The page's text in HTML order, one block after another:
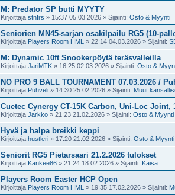
M: Predator SP butti MYYTY
Kirjoittaja stnfrs » 15:37 05.03.2026 » Sijainti: Osto & Myynti
Seniorien MN45-sarjan osakilpailu RG5 (10-
Kirjoittaja Players Room HML » 22:14 04.03.2026 » Sijainti:
M: Dynamic 10ft Snookerpöytä teräsvalleilla
Kirjoittaja JariMTK » 16:25 02.03.2026 » Sijainti: Osto &
NO PRO 9 BALL TOURNAMENT 07.03.2026 /
Kirjoittaja Puhveli » 14:30 25.02.2026 » Sijainti: Muut
Cuetec Cynergy CT-15K Carbon, Uni-Loc Joint,
Kirjoittaja Jarkko » 21:23 21.02.2026 » Sijainti: Osto & Myynti
Hyvä ja halpa breikki keppi
Kirjoittaja hustleri » 17:20 21.02.2026 » Sijainti: Osto & Myynti
Seniorit RG5 Pietarsaari 21.2.2026 tulokset
Kirjoittaja Kankee86 » 21:24 18.02.2026 » Sijainti: Kaisa
Players Room Easter HCP Open
Kirjoittaja Players Room HML » 19:35 17.02.2026 » Sijainti: